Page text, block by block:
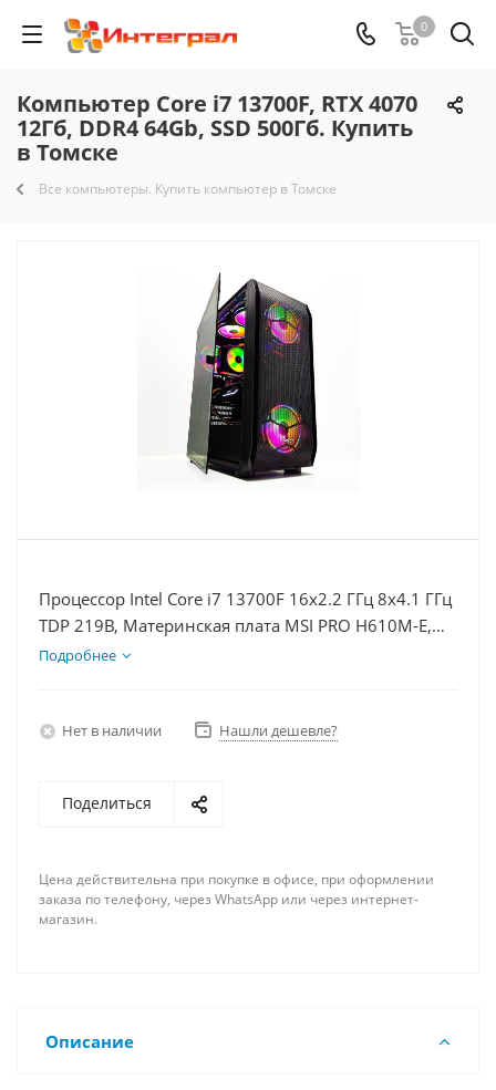
0
Компьютер Core i7 13700F, RTX 4070
12Гб, DDR4 64Gb, SSD 500Гб. Купить
в Томске
Все компьютеры. Купить компьютер в Томске
Процессор Intel Core i7 13700F 16x2.2 ГГц 8x4.1 ГГц
TDP 219В, Материнская плата MSI PRO H610M-E,
Видеокарта RTX 4070 12Гб, Память DDR4 64Gb,
Подробнее
Нет в наличии Нашли дешевле?
Поделиться
Цена действительна при покупке в офисе, при оформлении
заказа по телефону, через WhatsApp или через интернет-
магазин.
Описание